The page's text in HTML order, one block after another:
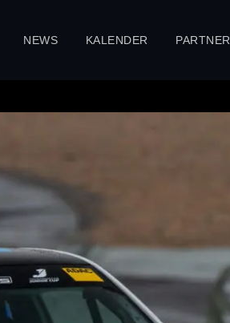
NEWS KALENDER PARTNER